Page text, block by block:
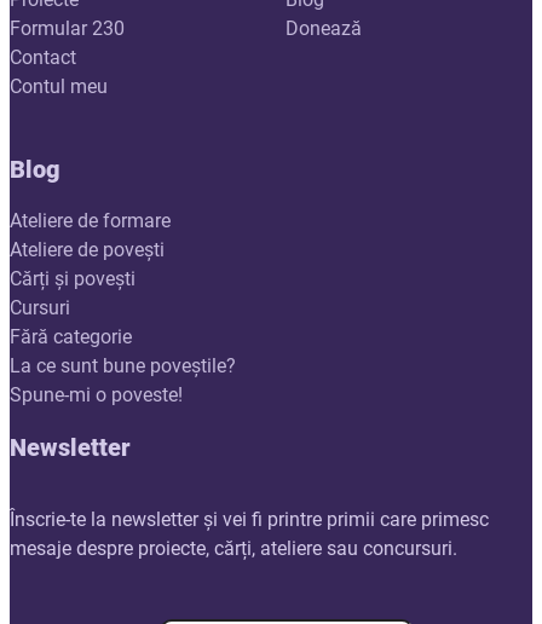
Formular 230
Contact
Contul meu
Donează
Blog
Ateliere de formare
Ateliere de povești
Cărți și povești
Cursuri
Fără categorie
La ce sunt bune poveștile?
Spune-mi o poveste!
Newsletter
Înscrie-te la newsletter și vei fi printre primii care primesc
mesaje despre proiecte, cărți, ateliere sau concursuri.